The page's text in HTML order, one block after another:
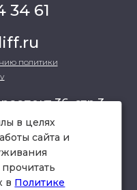
34 61
политики
36, стр.3 ,
в целях
сайта и
в Политике